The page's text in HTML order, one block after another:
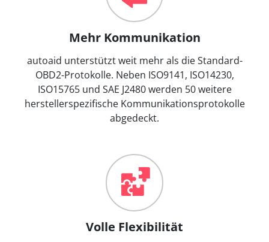
Mehr Kommunikation
autoaid unterstützt weit mehr als die Standard-
OBD2-Protokolle. Neben ISO9141, ISO14230,
ISO15765 und SAE J2480 werden 50 weitere
herstellerspezifische Kommunikationsprotokolle
abgedeckt.
Volle Flexibilität